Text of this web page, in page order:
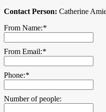
Contact Person: Catherine
From Name:*
From Email:*
Phone:*
Number of people: